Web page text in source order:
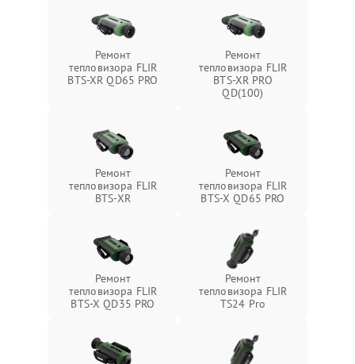
Ремонт
тепловизора FLIR
BTS-XR QD65 PRO
Ремонт
тепловизора FLIR
BTS-XR PRO
QD(100)
Ремонт
тепловизора FLIR
BTS-XR
Ремонт
тепловизора FLIR
BTS-X QD65 PRO
Ремонт
тепловизора FLIR
BTS-X QD35 PRO
Ремонт
тепловизора FLIR
TS24 Pro